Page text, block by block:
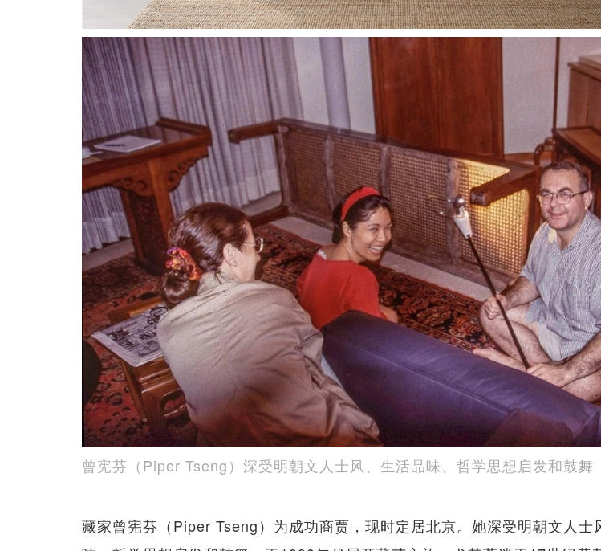
曾宪芬（Piper Tseng）深受明朝文人士风、生活品味、哲学思想启发和鼓舞
藏家曾宪芬（Piper Tseng）为成功商贾，现时定居北京。她深受明朝文人士